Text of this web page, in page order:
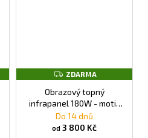
Z
D
A
R
M
A
ZDARMA
Obrazový topný
infrapanel 180W - motiv
č. 03
Do 14 dnů
od 3 800 Kč